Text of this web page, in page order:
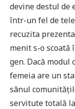
devine destul de
într-un fel de
recuzita
menit s-o
gen. Dacă modul
femeia are un
sânul
servitute totală